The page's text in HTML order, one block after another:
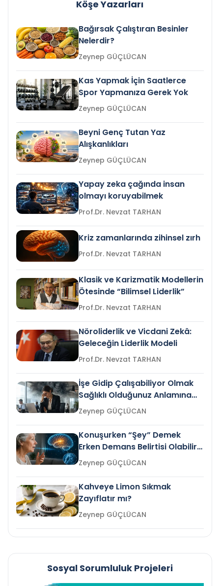
Köşe Yazarları
Bağırsak Çalıştıran Besinler
Nelerdir?
Zeynep GÜÇLÜCAN
Kas Yapmak İçin Saatlerce
Spor Yapmanıza Gerek Yok
Zeynep GÜÇLÜCAN
Beyni Genç Tutan Yaz
Alışkanlıkları
Zeynep GÜÇLÜCAN
Yapay zeka çağında insan
olmayı koruyabilmek
Prof.Dr. Nevzat TARHAN
Kriz zamanlarında zihinsel zırh
Prof.Dr. Nevzat TARHAN
Klasik ve Karizmatik Modellerin
Ötesinde “Bilimsel Liderlik”
Prof.Dr. Nevzat TARHAN
Nöroliderlik ve Vicdani Zekâ:
Geleceğin Liderlik Modeli
Prof.Dr. Nevzat TARHAN
İşe Gidip Çalışabiliyor Olmak
Sağlıklı Olduğunuz Anlamına
Gelir mi?Zeynep GÜÇLÜCAN
Konuşurken “Şey” Demek
Erken Demans Belirtisi Olabilir
mi?
Zeynep GÜÇLÜCAN
Kahveye Limon Sıkmak
Zayıflatır mı?
Zeynep GÜÇLÜCAN
Sosyal Sorumluluk Projeleri